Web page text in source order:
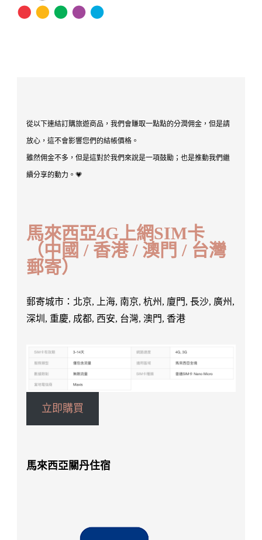
從以下連結訂購旅遊商品，我們會賺取一點點的分潤佣金，但是請
放心，這不會影響您們的結帳價格。
雖然佣金不多，但是這對於我們來說是一項鼓勵；也是推動我們繼
續分享的動力。💗
馬來西亞4G上網SIM卡
（中國 / 香港 / 澳門 / 台灣
郵寄）
郵寄城市：北京, 上海, 南京, 杭州, 廈門, 長沙, 廣州,
深圳, 重慶, 成都, 西安, 台灣, 澳門, 香港
立即購買
馬來西亞關丹住宿